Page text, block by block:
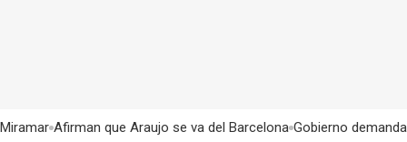
Afirman que Araujo se va del Barcelona Gobierno